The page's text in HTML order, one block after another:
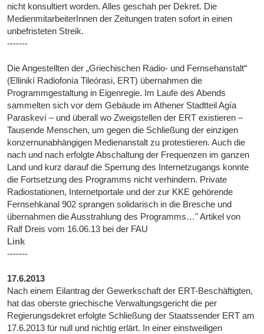
nicht konsultiert worden. Alles geschah per Dekret. Die
MedienmitarbeiterInnen der Zeitungen traten sofort in einen
unbefristeten Streik.
-------
Die Angestellten der „Griechischen Radio- und Fernsehanstalt“
(Ellinikí Radiofonía Tileórasi, ERT) übernahmen die
Programmgestaltung in Eigenregie. Im Laufe des Abends
sammelten sich vor dem Gebäude im Athener Stadtteil Agía
Paraskeví – und überall wo Zweigstellen der ERT existieren –
Tausende Menschen, um gegen die Schließung der einzigen
konzernunabhängigen Medienanstalt zu protestieren. Auch die
nach und nach erfolgte Abschaltung der Frequenzen im ganzen
Land und kurz darauf die Sperrung des Internetzugangs konnte
die Fortsetzung des Programms nicht verhindern. Private
Radiostationen, Internetportale und der zur KKE gehörende
Fernsehkanal 902 sprangen solidarisch in die Bresche und
übernahmen die Ausstrahlung des Programms…" Artikel von
Ralf Dreis vom 16.06.13 bei der FAU
Link
-------
17.6.2013
Nach einem Eilantrag der Gewerkschaft der ERT-Beschäftigten,
hat das oberste griechische Verwaltungsgericht die per
Regierungsdekret erfolgte Schließung der Staatssender ERT am
17.6.2013 für null und nichtig erlärt. In einer einstweiligen